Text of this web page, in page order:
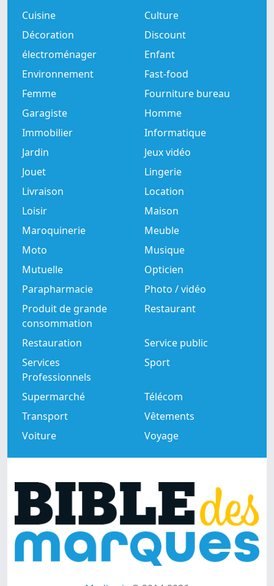
Cuisine
Culture
Décoration
Discount
électroménager
Enfant
Environnement
Fast-food
Femme
Fourniture bureau
Garagiste
Homme
Immobilier
Informatique
Jardin
Jeux vidéo
Jouet
Lingerie
Livraison
Location
Loisir
Maison
Maroquinerie
Meuble
Moto
Musique
Mutuelle
Opticien
Parapharmacie
Photo / vidéo
Produit de grande
consommation
Restaurant
Restauration
Service public
Services
Professionnels
Sport
Supermarché
Télécom
Transport
Vêtements
Voiture
Voyage